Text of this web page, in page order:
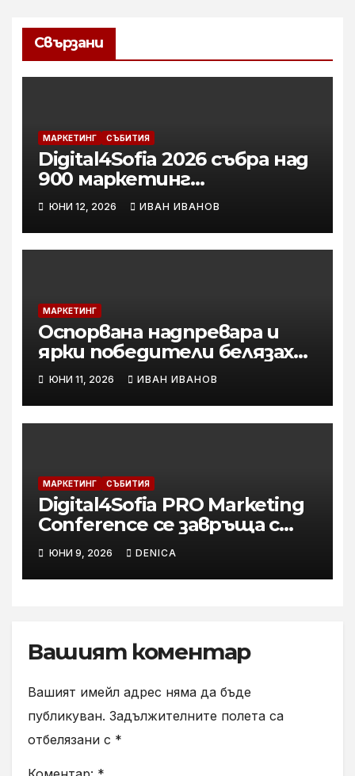
Свързани
МАРКЕТИНГ СЪБИТИЯ
Digital4Sofia 2026 събра над
900 маркетинг
специалисти и бизнес
лидери в София Тех Парк
ЮНИ 12, 2026 ИВАН ИВАНОВ
МАРКЕТИНГ
Оспорвана надпревара и
ярки победители белязаха
най-големия творчески
фестивал у нас, ФАРА 2026
ЮНИ 11, 2026 ИВАН ИВАНОВ
МАРКЕТИНГ СЪБИТИЯ
Digital4Sofia PRO Marketing
Conference се завръща с
най-силното си
международно издание до
момента
ЮНИ 9, 2026 DENICA
Вашият коментар
Вашият имейл адрес няма да бъде
публикуван. Задължителните полета са
отбелязани с *